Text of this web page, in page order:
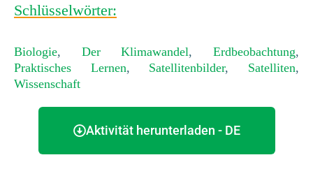
Schlüsselwörter:
Biologie, Der Klimawandel,Erdbeobachtung,
Praktisches Lernen, Satellitenbilder, Satelliten,
Wissenschaft
Aktivität herunterladen - DE